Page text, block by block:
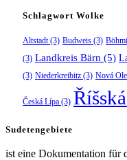
Schlagwort Wolke
Altstadt(3) Budweis (3)
(3) Landkreis Bärn (5)
(3) Niederkreibitz (3) Nová
Česká Lípa (3)
Sudetengebiete
ist eine Dokumentation für